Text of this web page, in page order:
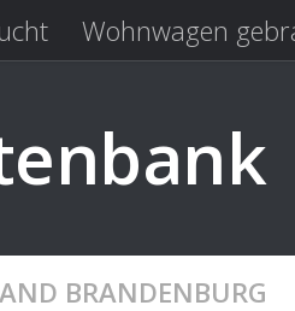
Wohnwagen
BRANDENBURG